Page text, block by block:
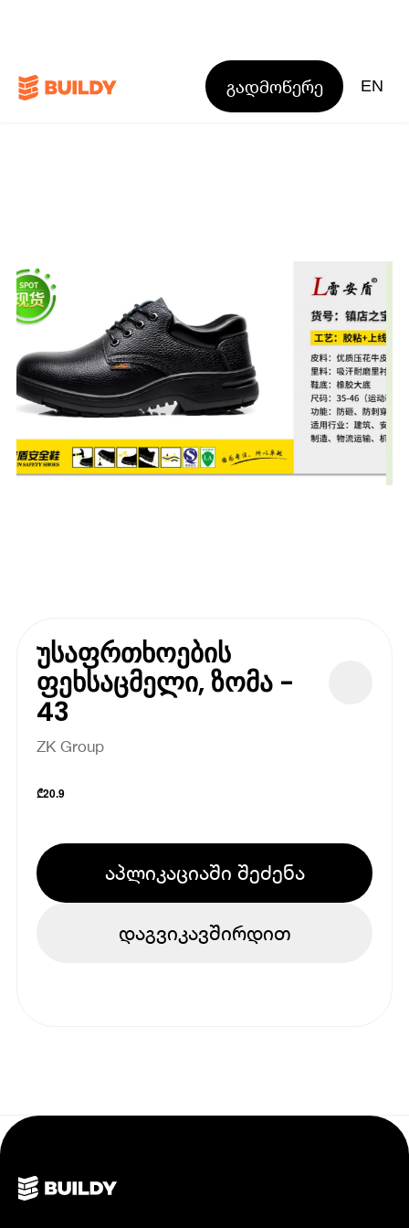
გადმოწერე EN
უსაფრთხოების
ფეხსაცმელი, ზომა -
43
ZK Group
₾20.9
აპლიკაციაში შეძენა
დაგვიკავშირდით